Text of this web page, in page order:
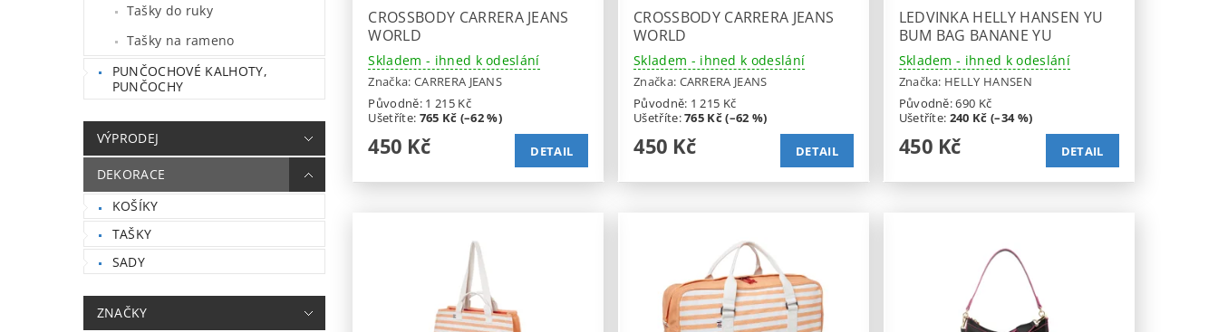
Tašky do ruky
Tašky na rameno
PUNČOCHOVÉ KALHOTY,
PUNČOCHY
VÝPRODEJ
DEKORACE
KOŠÍKY
TAŠKY
SADY
ZNAČKY
CROSSBODY CARRERA JEANS
WORLD
Skladem - ihned k odeslání
Značka: CARRERA JEANS
Původně: 1 215 Kč
Ušetříte: 765 Kč (–62 %)
450 Kč DETAIL
CROSSBODY CARRERA JEANS
WORLD
Skladem - ihned k odeslání
Značka: CARRERA JEANS
Původně: 1 215 Kč
Ušetříte:765 Kč (–62 %)
450 Kč DETAIL
LEDVINKA HELLY HANSEN YU
BUM BAG BANANE YU
Skladem - ihned k odeslání
Značka: HELLY HANSEN
Původně:690 Kč
Ušetříte: 240 Kč (–34 %)
450 Kč DETAIL